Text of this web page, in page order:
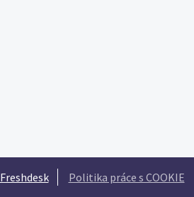
Freshdesk Politika práce s COOKIE